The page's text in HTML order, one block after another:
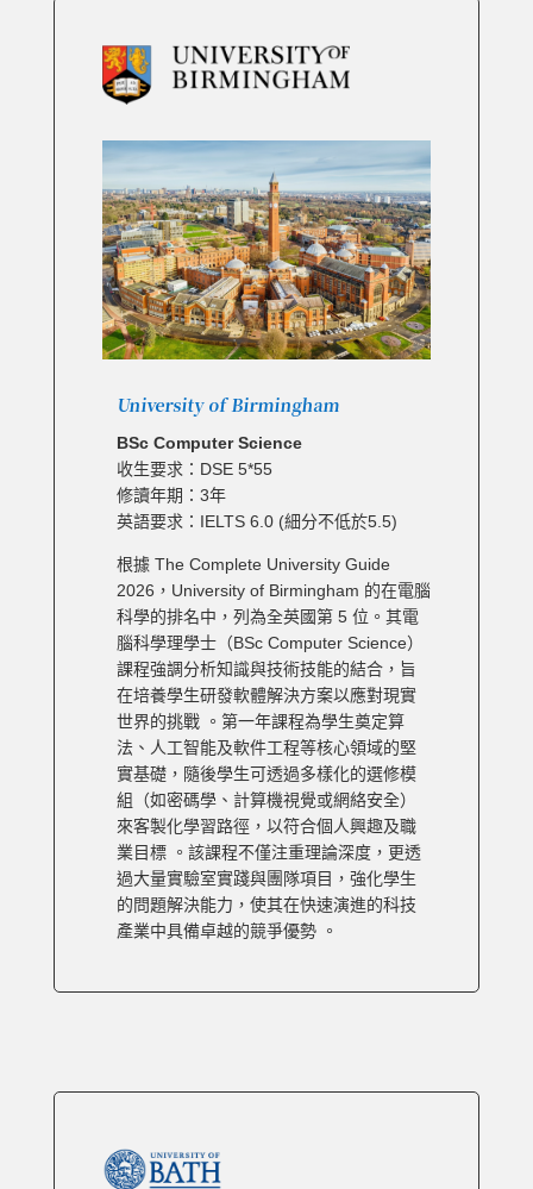
University of Birmingham
BSc Computer Science
收生要求：DSE 5*55
修讀年期：3年
英語要求：IELTS 6.0 (細分不低於5.5)
根據 The Complete University Guide
2026，University of Birmingham 的在電腦
科學的排名中，列為全英國第 5 位。其電
腦科學理學士（BSc Computer Science）
課程強調分析知識與技術技能的結合，旨
在培養學生研發軟體解決方案以應對現實
世界的挑戰 。第一年課程為學生奠定算
法、人工智能及軟件工程等核心領域的堅
實基礎，隨後學生可透過多樣化的選修模
組（如密碼學、計算機視覺或網絡安全）
來客製化學習路徑，以符合個人興趣及職
業目標 。該課程不僅注重理論深度，更透
過大量實驗室實踐與團隊項目，強化學生
的問題解決能力，使其在快速演進的科技
產業中具備卓越的競爭優勢 。